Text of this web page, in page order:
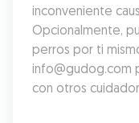
inconveniente
Opcionalmente,
perros por ti
info@gudog.com
con otros